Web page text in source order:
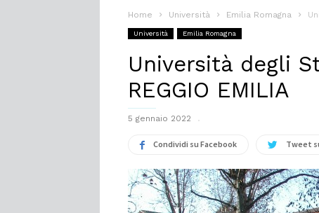
Home Università Emilia Romagna
Università Emilia Romagna
Università degli
REGGIO EMILIA
5 gennaio 2022
Condividi su Facebook Tweet